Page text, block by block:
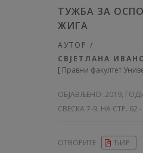
ТУЖБА ЗА
ЖИГА
АУТОР /
СВЈЕТЛАНА
[ Правни факултет
ОБЈАВЉЕНО: 2019,
СВЕСКА 7-9, НА СТР. 62
ОТВОРИТЕ ЋИР